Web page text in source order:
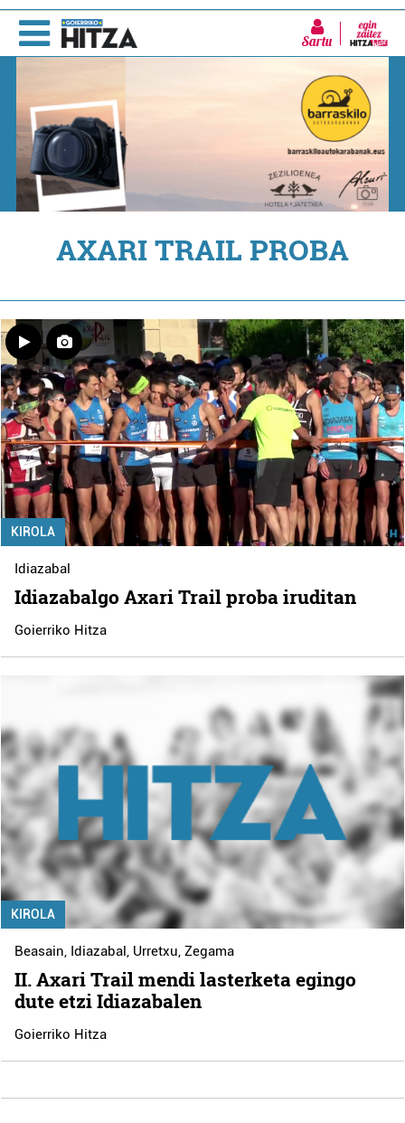
Sartu
AXARI TRAIL PROBA
KIROLA
Idiazabal
Idiazabalgo Axari Trail proba iruditan
Goierriko Hitza
KIROLA
Beasain, Idiazabal, Urretxu,Zegama
II. Axari Trail mendi lasterketa egingo
dute etzi Idiazabalen
Goierriko Hitza